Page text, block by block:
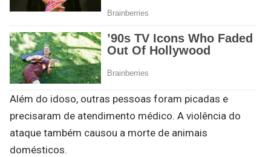
Além do idoso, outras pessoas foram picadas e
precisaram de atendimento médico. A violência do
ataque também causou a morte de animais
domésticos.